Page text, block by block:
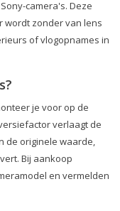
camera's. Deze
wordt zonder van lens
of vlogopnames in
je voor op de
verlaagt de
de originele waarde,
Bij aankoop
en vermelden